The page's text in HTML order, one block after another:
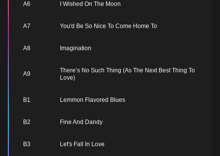
A6 I Wished On The Moon
A7 You'd Be So Nice To Come Home To
A8 Imagination
A9
There’s No Such Thing (As The Next Best Thing To
Love)
B1 Lemmon Flavored Blues
B2 Fine And Dandy
B3 Let's Fall In Love